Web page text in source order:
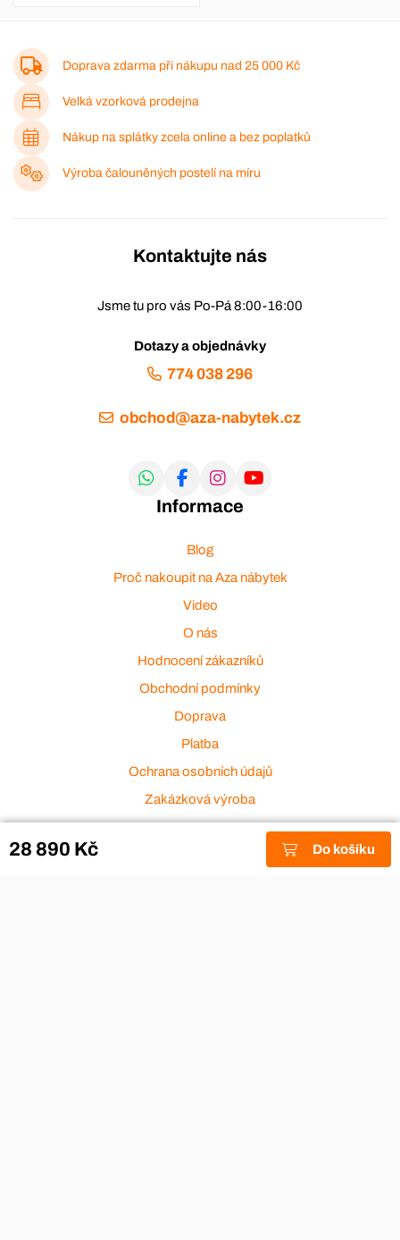
28 890 Kč Do košíku
Doprava zdarma při nákupu nad 25 000 Kč
Velká vzorková prodejna
Nákup na splátky zcela online a bez poplatků
Výroba čalouněných postelí na míru
Kontaktujte nás
Jsme tu pro vás Po-Pá 8:00-16:00
Dotazy a objednávky
774 038 296
obchod@aza-nabytek.cz
Informace
Blog
Proč nakoupit na Aza nábytek
Video
O nás
Hodnocení zákazníků
Obchodní podmínky
Doprava
Platba
Ochrana osobních údajů
Zakázková výroba
Zákaznický servis